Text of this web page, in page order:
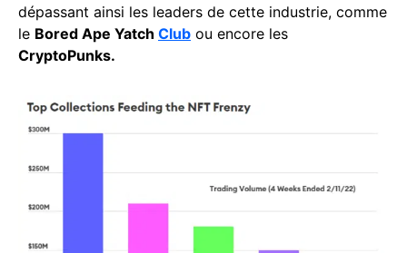
dépassant ainsi les leaders de cette industrie, comme
le Bored Ape Yatch Club ou encore les
CryptoPunks.